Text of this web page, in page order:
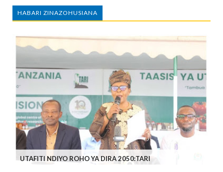
HABARI ZINAZOHUSIANA
UTAFITI NDIYO ROHO YA DIRA 2050:TARI